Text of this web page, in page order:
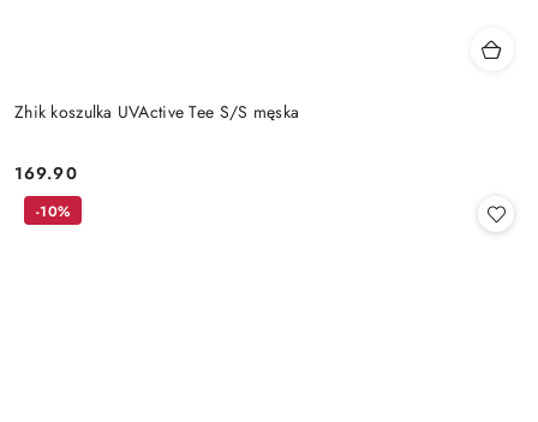
Zhik koszulka UVActive Tee S/S męska
Cena:
169.90
-10%